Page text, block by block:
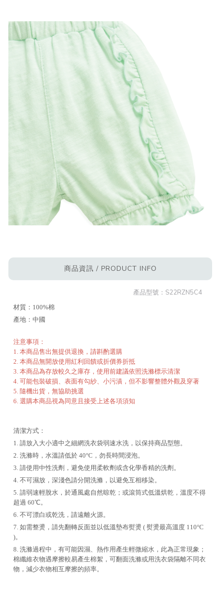
商品資訊 / PRODUCT INFO
產品型號： S22RZN5C4
材質：100%棉
產地：中國
注意事項：
1. 本商品售出無提供退換，請斟酌選購
2. 本商品無開放使用紅利回饋或折價券折抵
3. 本商品為存放較久之庫存，使用前建議依照洗滌標示清潔
4. 可能包裝破損、表面有勾紗、小污漬，但不影響整體外觀及穿著
5. 隨機出貨，無協助挑選
6. 選購本商品視為同意且接受上述各項須知
清潔方式：
1. 請放入大小適中之細網洗衣袋弱速水洗，以保持商品型態。
2. 洗滌時，水溫請低於 40°C，勿長時間浸泡。
3. 請使用中性洗劑，避免使用柔軟劑或含化學香精的洗劑。
4. 不可濕放，深淺色請分開洗滌，以避免互相移染。
5. 請弱速輕脫水，於通風處自然晾乾；或滾筒式低溫烘乾，溫度不得
超過 60℃。
6. 不可漂白或乾洗，請遠離火源。
7. 如需整燙，請先翻轉反面並以低溫墊布熨燙 ( 熨燙最高溫度 110°C
)。
8. 洗滌過程中，有可能因濕、熱作用產生輕微縮水，此為正常現象；
棉纖維衣物遇摩擦較易產生棉絮，可翻面洗滌或用洗衣袋隔離不同衣
物，減少衣物相互摩擦的頻率。